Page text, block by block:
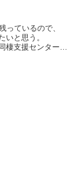
っているので、
いと思う。
棲支援センター